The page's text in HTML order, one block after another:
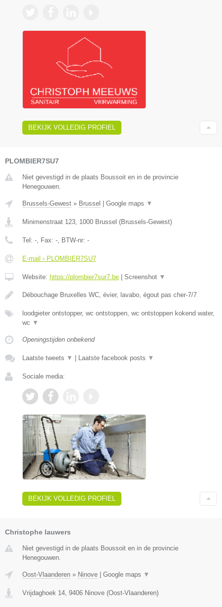
BEKIJK VOLLEDIG PROFIEL
PLOMBIER7SU7
Niet gevestigd in de plaats Boussoit en in de provincie
Henegouwen.
Brussels-Gewest » Brussel Google maps ▼
Minimenstraat 123, 1000 Brussel (Brussels-Gewest)
Tel: -, Fax: -, BTW-nr: -
E-mail › PLOMBIER7SU7
Website: https://plombier7sur7.be Screenshot ▼
Débouchage Bruxelles WC, évier, lavabo, égout pas cher-7/7
loodgieter ontstopper, wc ontstoppen, wc ontstoppen kokend water,
wc ▼
Openingstijden onbekend
Laatste tweets ▼ Laatste facebook posts ▼
Sociale media:
BEKIJK VOLLEDIG PROFIEL
Christophe lauwers
Niet gevestigd in de plaats Boussoit en in de provincie
Henegouwen.
Oost-Vlaanderen » Ninove Google maps ▼
Vrijdaghoek 14, 9406 Ninove (Oost-Vlaanderen)